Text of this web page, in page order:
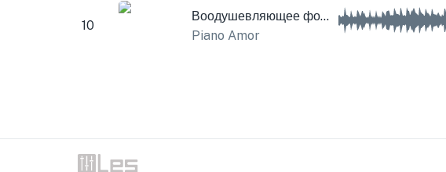
10
Воодушевляющее фортепиано
Piano Amor